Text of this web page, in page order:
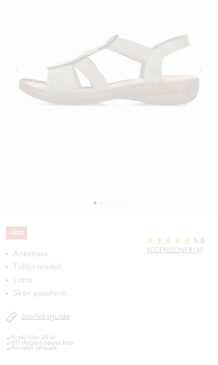
-30%
Antistress
Tidlös modell
Lätta
Skön passform
5.0
RECENSIONER (4)
Storleksguide
Frakt från 39 kr
60 dagars öppet köp
Fri retur till butik